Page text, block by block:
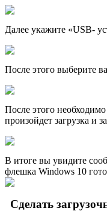
Далее укажите «USB-
После этого выберите
После этого
произойдет загрузка и
В итоге вы увидите
флешка Windows 10
Сделать